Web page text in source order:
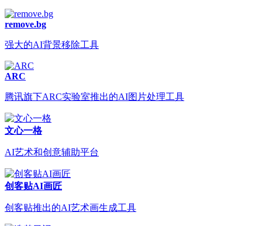
remove.bg
强大的AI背景移除工具
ARC
腾讯旗下ARC实验室推出的AI图片处理工具
文心一格
AI艺术和创意辅助平台
创客贴AI画匠
创客贴推出的AI艺术画生成工具